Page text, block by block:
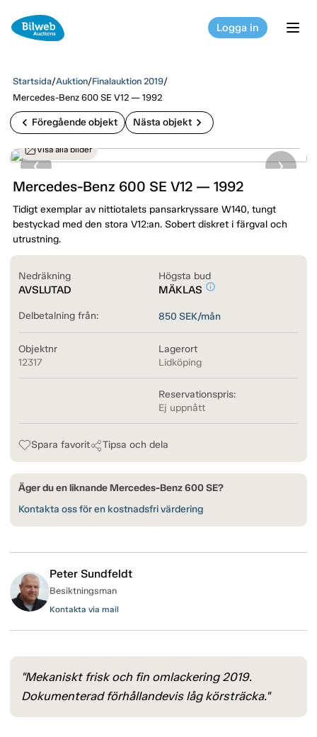
Logga in
Startsida/Auktion/Finalauktion 2019/
Mercedes-Benz 600 SE V12 — 1992
chevron_left Föregående objekt Nästa objekt chevron_right
Visa alla bilder
Mercedes-Benz 600 SE V12 — 1992
Tidigt exemplar av nittiotalets pansarkryssare W140, tungt
bestyckad med den stora V12:an. Sobert diskret i färgval och
utrustning.
Nedräkning
AVSLUTAD
Högsta bud
MÄKLAS info_outline
Delbetalning från: 850 SEK/mån
Objektnr
12317
Lagerort
Lidköping
Reservationspris:
Ej uppnått
Spara favorit Tipsa och dela
Äger du en liknande Mercedes-Benz 600 SE?
Kontakta oss för en kostnadsfri värdering
Peter Sundfeldt
Besiktningsman
Kontakta via mail
"Mekaniskt frisk och fin omlackering 2019.
Dokumenterad förhållandevis låg körsträcka."